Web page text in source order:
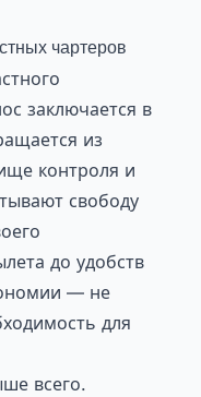
чартеров
заключается в
из
контроля и
свободу
до удобств
— не
для
всего.